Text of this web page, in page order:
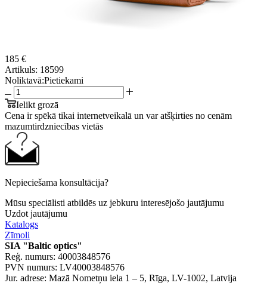
185 €
Artikuls: 18599
Noliktavā:Pietiekami
Ielikt grozā
Cena ir spēkā tikai internetveikalā un var atšķirties no cenām
mazumtirdzniecības vietās
Nepieciešama konsultācija?
Mūsu speciālisti atbildēs uz jebkuru interesējošo jautājumu
Uzdot jautājumu
Katalogs
Zīmoli
SIA "Baltic optics"
Reģ. numurs: 40003848576
PVN numurs: LV40003848576
Jur. adrese: Mazā Nometņu iela 1 – 5, Rīga, LV-1002, Latvija